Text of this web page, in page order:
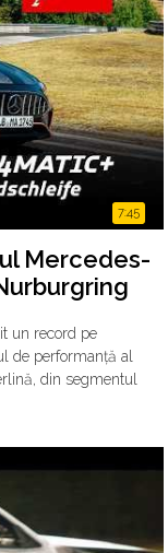
7:45
Mercedes-
un record pe
de performanță al
din segmentul